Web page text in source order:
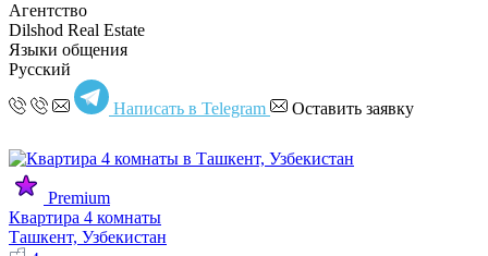
Агентство
Dilshod Real Estate
Языки общения
Русский
Написать в Telegram Оставить заявку
Premium
Квартира 4 комнаты
Ташкент, Узбекистан